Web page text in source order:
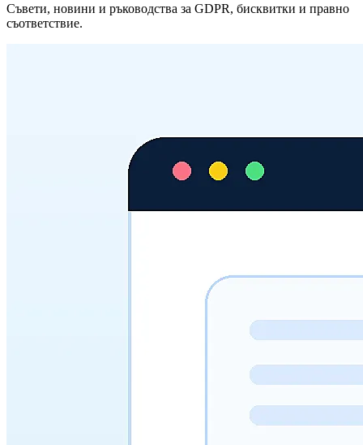
Съвети, новини и ръководства за GDPR, бисквитки и правно
съответствие.